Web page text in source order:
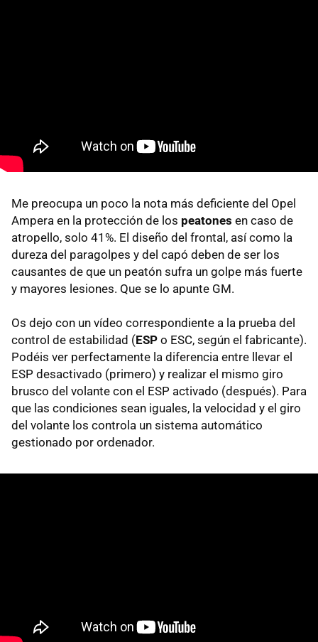
Me preocupa un poco la nota más deficiente del Opel
Ampera en la protección de los peatones en caso de
atropello, solo 41%. El diseño del frontal, así como la
dureza del paragolpes y del capó deben de ser los
causantes de que un peatón sufra un golpe más fuerte
y mayores lesiones. Que se lo apunte GM.
Os dejo con un vídeo correspondiente a la prueba del
control de estabilidad (ESP o ESC, según el fabricante).
Podéis ver perfectamente la diferencia entre llevar el
ESP desactivado (primero) y realizar el mismo giro
brusco del volante con el ESP activado (después). Para
que las condiciones sean iguales, la velocidad y el giro
del volante los controla un sistema automático
gestionado por ordenador.